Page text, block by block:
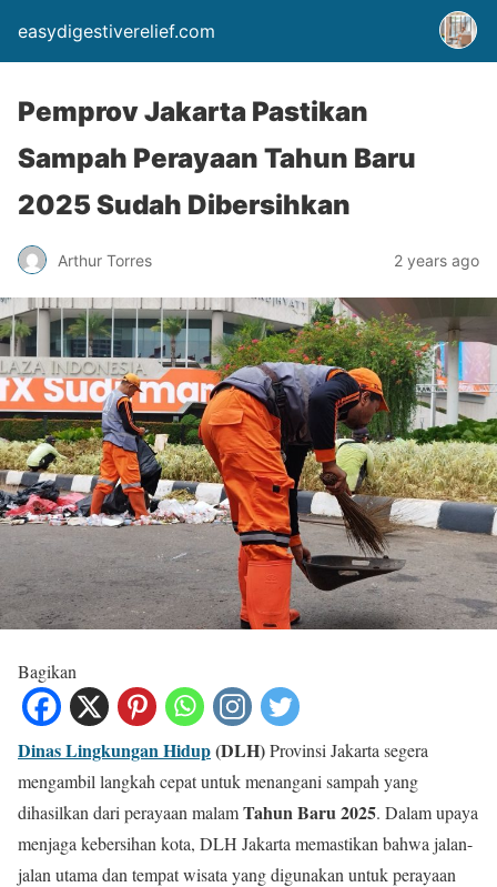
easydigestiverelief.com
Pemprov Jakarta Pastikan
Sampah Perayaan Tahun Baru
2025 Sudah Dibersihkan
Arthur Torres 2 years ago
Bagikan
Dinas Lingkungan Hidup(DLH)Provinsi Jakarta segera
mengambil langkah cepat untuk menangani sampah yang
dihasilkan dari perayaan malamTahun Baru 2025. Dalam upaya
menjaga kebersihan kota, DLH Jakarta memastikan bahwa jalan-
jalan utama dan tempat wisata yang digunakan untuk perayaan